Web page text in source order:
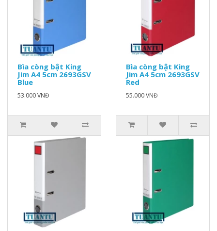
Bìa còng bật King
Jim A4 5cm 2693GSV
Blue
53.000 VNĐ
Bìa còng bật King
Jim A4 5cm 2693GSV
Red
55.000 VNĐ